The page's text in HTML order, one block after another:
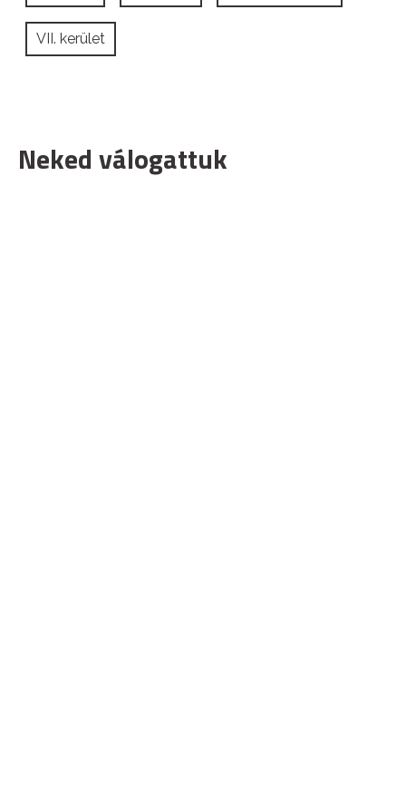
VII. kerület
Neked válogattuk